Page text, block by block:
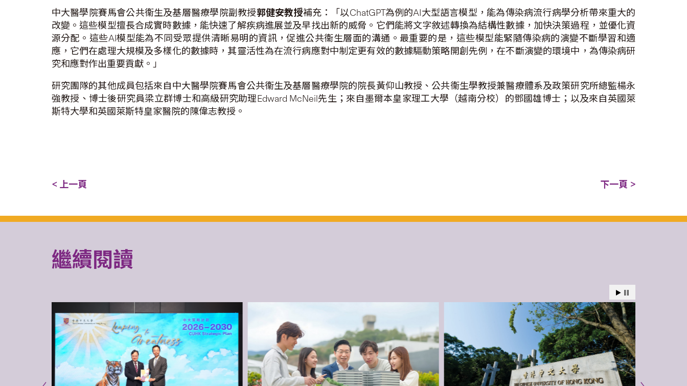
中大醫學院賽馬會公共衞生及基層醫療學院​副教授郭健安教授補充：「以ChatGPT為例的AI大型語言模型，能為傳染病流行病學分析帶來重大的
改變。這些模型擅長合成實時數據，能快速了解疾病進展並及早找出新的威脅。它們能將文字敘述轉換為結構性數據，加快決策過程，並優化資
源分配。這些AI模型能為不同受眾提供清晰易明的資訊，促進公共衞生層面的溝通。最重要的是，這些模型能緊隨傳染病的演變不斷學習和適
應，它們在處理大規模及多樣化的數據時，其靈活性為在流行病應對中制定更有效的數據驅動策略開創先例，在不斷演變的環境中，為傳染病研
究和應對作出重要貢獻。」
研究團隊的其他成員包括來自中大醫學院賽馬會公共衞生及基層醫療學院的院長黃仰山教授、公共衞生學教授兼醫療體系及政策研究所總監楊永
強教授、博士後研究員梁立群博士和高級研究助理Edward McNeil先生；來自墨爾本皇家理工大學（越南分校）的鄧國雄博士；以及來自英國萊
斯特大學和英國萊斯特皇家醫院的陳偉志教授。
< 上一頁 下一頁 >
繼續閱讀